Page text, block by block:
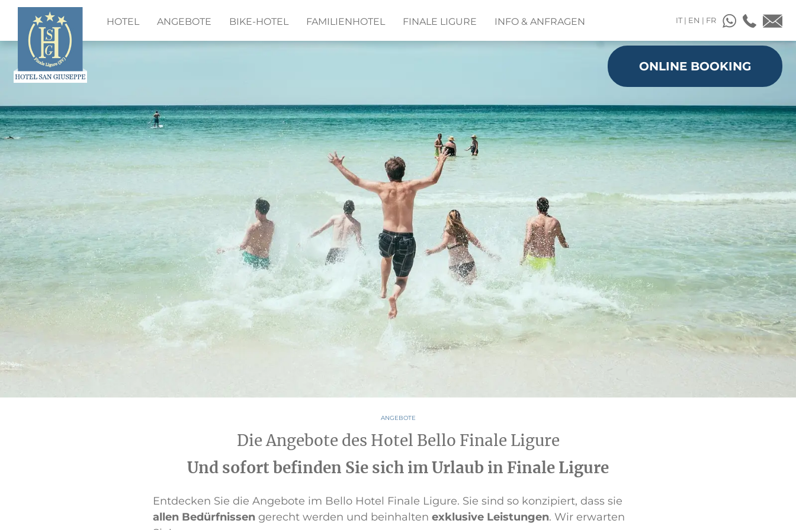
HOTEL ANGEBOTE BIKE-HOTEL FAMILIENHOTEL FINALE LIGURE INFO & ANFRAGEN IT | EN | FR
ONLINE BOOKING
ANGEBOTE
Die Angebote des Hotel Bello Finale Ligure
Und sofort befinden Sie sich im Urlaub in Finale Ligure
Entdecken Sie die Angebote im Bello Hotel Finale Ligure. Sie sind so konzipiert, dass sie
allen Bedürfnissen gerecht werden und beinhalten exklusive Leistungen. Wir erwarten